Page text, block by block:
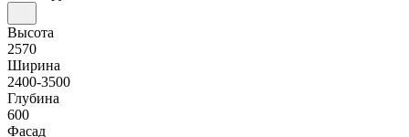
Высота
2570
Ширина
2400-3500
Глубина
600
Фасад